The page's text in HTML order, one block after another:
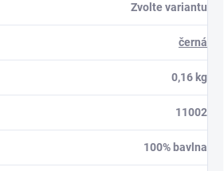
Zvolte variantu
černá
0,16 kg
11002
100% bavlna